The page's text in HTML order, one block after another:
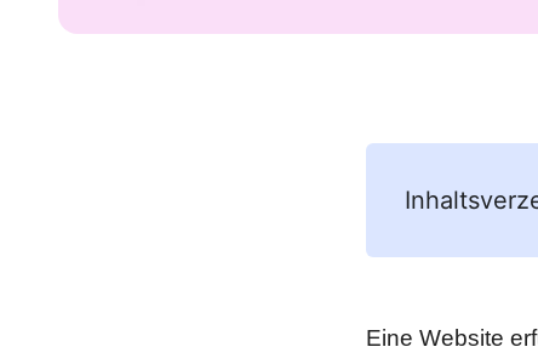
Eine Website